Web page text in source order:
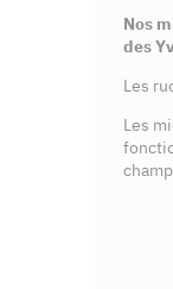
Nos
des
Les
Les